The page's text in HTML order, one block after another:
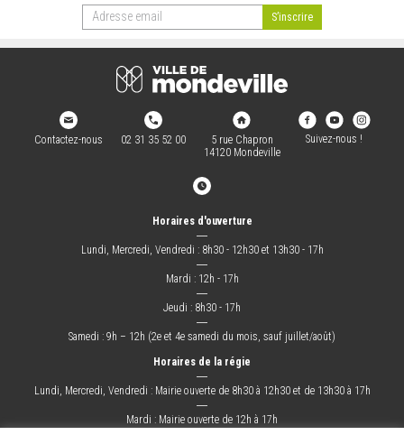
Contactez-nous 02 31 35 52 00
5 rue Chapron
14120 Mondeville
Suivez-nous !
Horaires d'ouverture
―
Lundi, Mercredi, Vendredi : 8h30 - 12h30 et 13h30 - 17h
―
Mardi : 12h - 17h
―
Jeudi : 8h30 - 17h
―
Samedi : 9h – 12h (2e et 4e samedi du mois, sauf juillet/août)
Horaires de la régie
―
Lundi, Mercredi, Vendredi : Mairie ouverte de 8h30 à 12h30 et de 13h30 à 17h
―
Mardi : Mairie ouverte de 12h à 17h